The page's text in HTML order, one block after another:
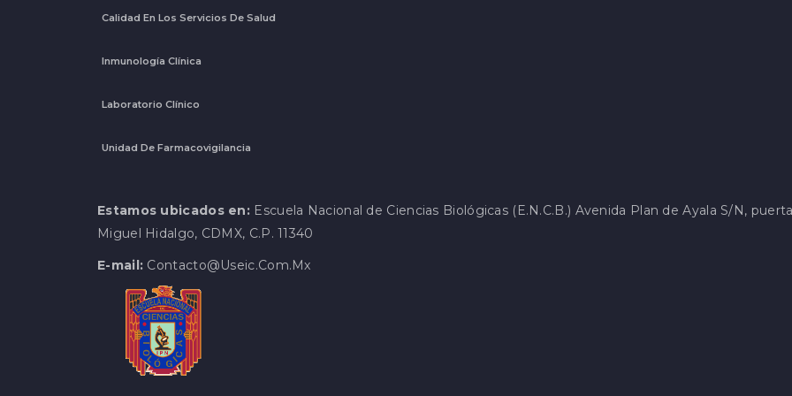
Calidad En Los Servicios De Salud
Inmunología Clínica
Laboratorio Clínico
Unidad De Farmacovigilancia
Estamos ubicados en: Escuela Nacional de Ciencias Biológicas (E.N.C.B.) Avenida Plan de Ayala S/N,
Miguel Hidalgo, CDMX, C.P. 11340
E-mail: Contacto@useic.com.mx